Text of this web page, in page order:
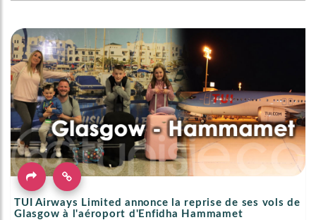
TUI Airways Limited annonce la reprise de ses vols de
Glasgow à l'aéroport d'Enfidha Hammamet